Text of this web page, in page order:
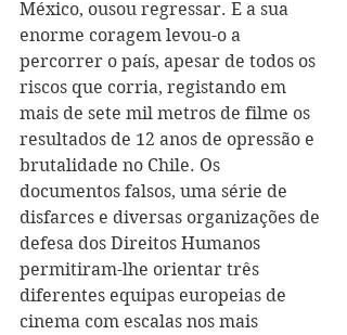
México, ousou regressar. E a sua
enorme coragem levou-o a
percorrer o país, apesar de todos os
riscos que corria, registando em
mais de sete mil metros de filme os
resultados de 12 anos de opressão e
brutalidade no Chile. Os
documentos falsos, uma série de
disfarces e diversas organizações de
defesa dos Direitos Humanos
permitiram-lhe orientar três
diferentes equipas europeias de
cinema com escalas nos mais